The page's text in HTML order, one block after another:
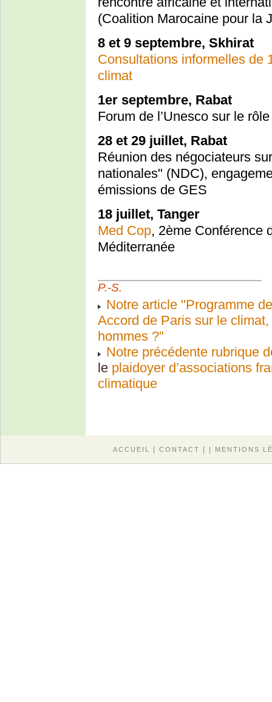
(Coalition Marocaine pour la
8 et 9 septembre, Skhirat
Consultations informelles de
climat
1er septembre, Rabat
Forum de l’Unesco sur le
28 et 29 juillet, Rabat
Réunion des négociateurs
nationales" (NDC),
émissions de GES
18 juillet, Tanger
Med Cop, 2ème Conférence
Méditerranée
P.-S.
Notre article "Programme
Accord de Paris sur le
hommes ?"
Notre précédente rubrique
le plaidoyer d’associations
climatique
ACCUEIL CONTACT MENTIONS